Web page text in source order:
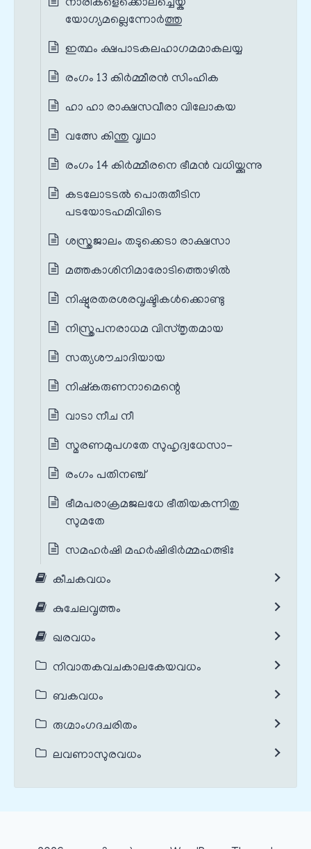
നാരികളെക്കൊലച്ചെയ്ക
യോഗ്യമല്ലെന്നോർത്തു
ഇത്ഥം ക്ഷപാടകലഹാഗമമാകലയ്യ
രംഗം 13 കിർമ്മീരൻ സിംഹിക
ഹാ ഹാ രാക്ഷസവീരാ വിലോകയ
വത്സേ കിന്തു വൃഥാ
രംഗം 14 കിർമ്മീരനെ ഭീമൻ വധിയ്ക്കുന്നു
കടലോടടൽ പൊരുതീടിന
പടയോടഹമിവിടെ
ശസ്ത്രജാലം തടുക്കെടാ രാക്ഷസാ
മത്തകാശിനിമാരോടിത്തൊഴിൽ
നിഷ്ഠുരതരശരവൃഷ്ടികൾക്കൊണ്ടു
നിസ്ത്രപനരാധമ വിസ്തൃതമായ
സത്യശൗചാദിയായ
നിഷ്കരുണനാമെന്റെ
വാടാ നീച നീ
സ്മരണമുപഗതേ സുഹൃദ്വധേസാ-
രംഗം പതിനഞ്ച്
ഭീമപരാക്രമജലധേ ഭീതിയകന്നിതു
സുമതേ
സമഹർഷി മഹർഷിഭിർമ്മഹത്ഭിഃ
കീചകവധം
കുചേലവൃത്തം
ഖരവധം
നിവാതകവചകാലകേയവധം
ബകവധം
രുഗ്മാംഗദചരിതം
ലവണാസുരവധം